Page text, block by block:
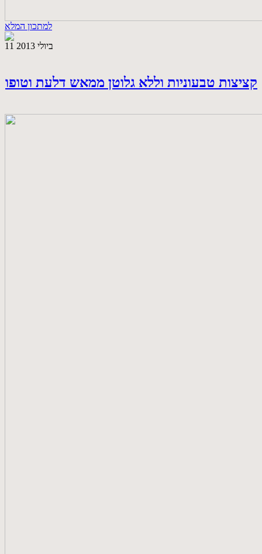
למתכון המלא
11 ביולי 2013
קציצות טבעוניות וללא גלוטן ממאש דלעת וטופו